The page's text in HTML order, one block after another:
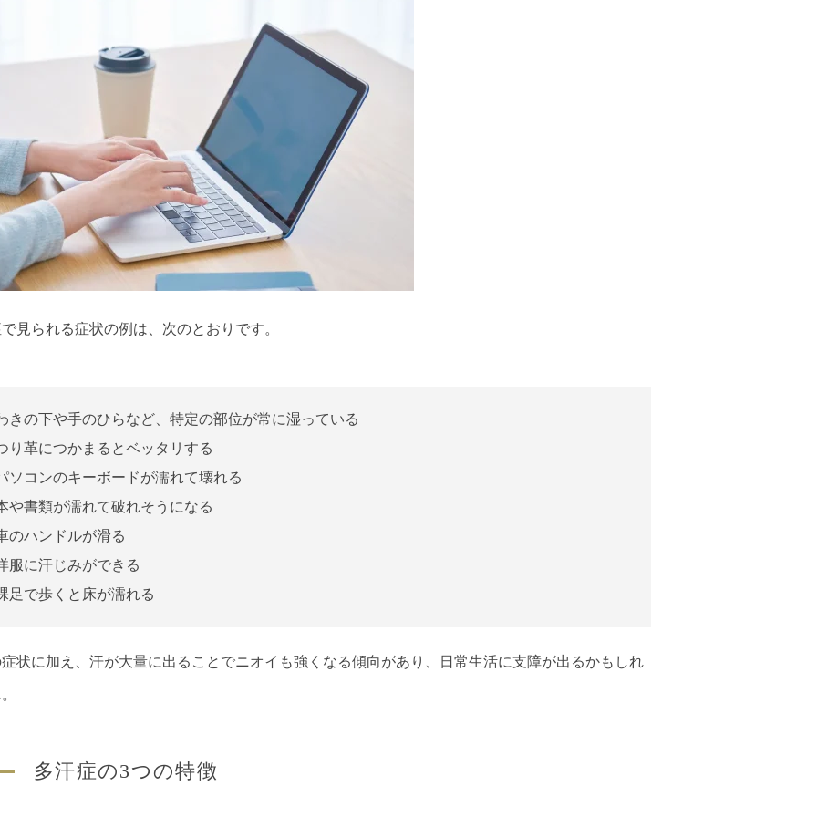
見られる症状の例は、次のとおりです。
きの下や手のひらなど、特定の部位が常に湿っている
り革につかまるとベッタリする
ソコンのキーボードが濡れて壊れる
や書類が濡れて破れそうになる
のハンドルが滑る
服に汗じみができる
足で歩くと床が濡れる
状に加え、汗が大量に出ることでニオイも強くなる傾向があり、日常生活に支障が出るかもしれ
多汗症の3つの特徴